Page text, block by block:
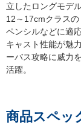
立したロングモデ
12～17cmクラス
ペンシルなどに適
キャスト性能が魅
ーバス攻略に威力
活躍。
商品スペッ